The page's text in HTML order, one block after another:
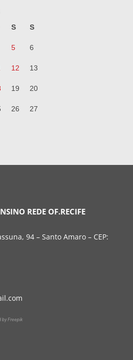
S S
5 6
12 13
19 20
26 27
REDE OF.RECIFE
94 – Santo Amaro – CEP:
by Freepik